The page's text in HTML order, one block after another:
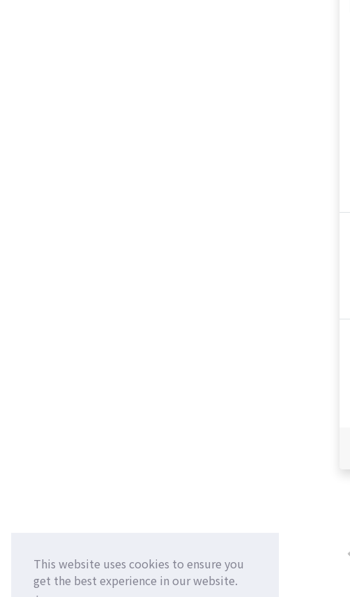
This website uses cookies to ensure you
get the best experience in our website.